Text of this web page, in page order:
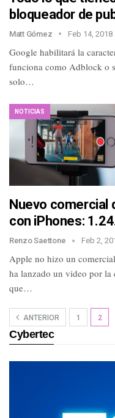
bloqueador de
Matt Gómez Feb 14, 2018
Google habilitará la
funciona como Adblock o
solo…
NOTICIAS
Nuevo comercial
con iPhones:
Renzo Saettone Feb 2,
Apple no hizo un
ha lanzado un video por la
que…
ANTERIOR 1 2
Cybertec